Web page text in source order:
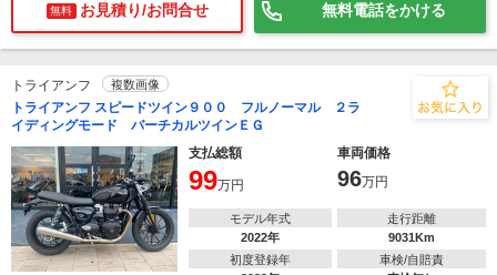
無料 お見積り/お問合せ 無料電話をかける
トライアンフ 複数画像
トライアンフ スピードツイン９００ フルノーマル ２ラ
イディングモード バーチカルツインＥＧ
支払総額
車両価格
99万円 96万円
モデル年式
2022年
走行距離
9031Km
初度登録年
車検/自賠責